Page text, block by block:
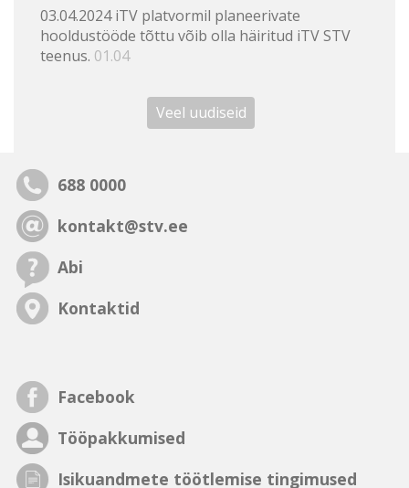
03.04.2024 iTV platvormil planeerivate
hooldustööde tõttu võib olla häiritud iTV STV
teenus. 01.04
Veel uudiseid
688 0000
kontakt@stv.ee
Abi
Kontaktid
Facebook
Tööpakkumised
Isikuandmete töötlemise tingimused